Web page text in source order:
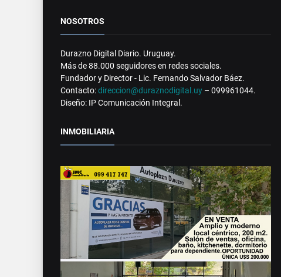
NOSOTROS
Durazno Digital Diario. Uruguay.
Más de 88.000 seguidores en redes sociales.
Fundador y Director - Lic. Fernando Salvador Báez.
Contacto:direccion@duraznodigital.uy – 099961044.
Diseño: IP Comunicación Integral.
INMOBILIARIA